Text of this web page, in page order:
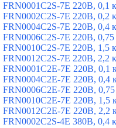
FRN0001C2S-7E 220В, 0,1
FRN0002C2S-7E 220В, 0,2
FRN0004C2S-7E 220В, 0,4
FRN0006C2S-7E 220В,
FRN0010C2S-7E 220В, 1,5
FRN0012C2S-7E 220В, 2,2
FRN0001C2E-7E 220В, 0,1
FRN0004C2E-7E 220В, 0,4
FRN0006C2E-7E 220В,
FRN0010C2E-7E 220В, 1,5
FRN0012C2E-7E 220В, 2,2
FRN0002C2S-4E 380В, 0,4